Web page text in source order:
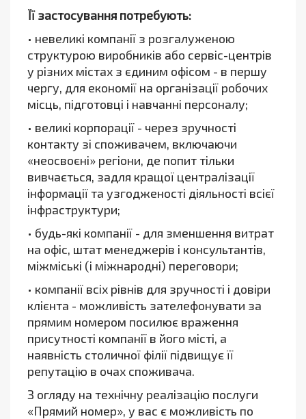
Її застосування потребують:
• невеликі компанії з розгалуженою
структурою виробників або сервіс-центрів
у різних містах з єдиним офісом - в першу
чергу, для економії на організації робочих
місць, підготовці і навчанні персоналу;
• великі корпорації - через зручності
контакту зі споживачем, включаючи
«неосвоєні» регіони, де попит тільки
вивчається, задля кращої централізації
інформації та узгодженості діяльності всієї
інфраструктури;
• будь-які компанії - для зменшення витрат
на офіс, штат менеджерів і консультантів,
міжміські (і міжнародні) переговори;
• компанії всіх рівнів для зручності і довіри
клієнта - можливість зателефонувати за
прямим номером посилює враження
присутності компанії в його місті, а
наявність столичної філії підвищує її
репутацію в очах споживача.
З огляду на технічну реалізацію послуги
«Прямий номер», у вас є можливість по